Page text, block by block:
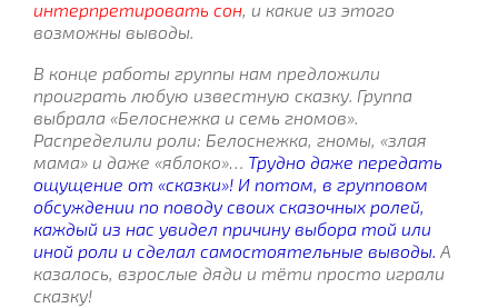
интерпретировать сон, и какие из этого
возможны выводы.
В конце работы группы нам предложили
проиграть любую известную сказку. Группа
выбрала «Белоснежка и семь гномов».
Распределили роли: Белоснежка, гномы, «злая
мама» и даже «яблоко»… Трудно даже передать
ощущение от «сказки»! И потом, в групповом
обсуждении по поводу своих сказочных ролей,
каждый из нас увидел причину выбора той или
иной роли и сделал самостоятельные выводы. А
казалось, взрослые дяди и тёти просто играли
сказку!